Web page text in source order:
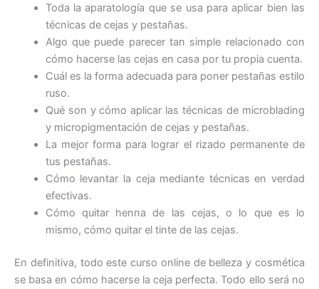
Toda la aparatología que se usa para aplicar bien las
técnicas de cejas y pestañas.
Algo que puede parecer tan simple relacionado con
cómo hacerse las cejas en casa por tu propia cuenta.
Cuál es la forma adecuada para poner pestañas estilo
ruso.
Qué son y cómo aplicar las técnicas de microblading
y micropigmentación de cejas y pestañas.
La mejor forma para lograr el rizado permanente de
tus pestañas.
Cómo levantar la ceja mediante técnicas en verdad
efectivas.
Cómo quitar henna de las cejas, o lo que es lo
mismo, cómo quitar el tinte de las cejas.
En definitiva, todo este curso online de belleza y cosmética
se basa en cómo hacerse la ceja perfecta. Todo ello será no